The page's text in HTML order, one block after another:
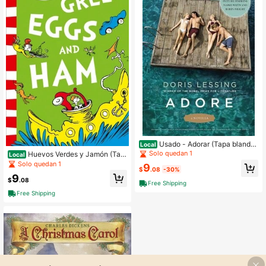
Local Huevos Verdes y Jamón (Tap
a Blanda) Usado por Dr. Seuss
Solo quedan 1
$9.08
Free Shipping
Local Usado - Adorar (Tapa blanda)
de Doris Lessing
Solo quedan 1
$9.08 -30%
Free Shipping